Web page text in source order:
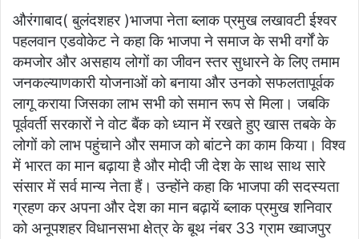
औरंगाबाद( बुलंदशहर )भाजपा नेता ब्लाक प्रमुख लखावटी ईश्वर
पहलवान एडवोकेट ने कहा कि भाजपा ने समाज के सभी वर्गों के
कमजोर और असहाय लोगों का जीवन स्तर सुधारने के लिए तमाम
जनकल्याणकारी योजनाओं को बनाया और उनको सफलतापूर्वक
लागू कराया जिसका लाभ सभी को समान रूप से मिला। जबकि
पूर्ववर्ती सरकारों ने वोट बैंक को ध्यान में रखते हुए खास तबके के
लोगों को लाभ पहुंचाने और समाज को बांटने का काम किया। विश्व
में भारत का मान बढ़ाया है और मोदी जी देश के साथ साथ सारे
संसार में सर्व मान्य नेता हैं। उन्होंने कहा कि भाजपा की सदस्यता
ग्रहण कर अपना और देश का मान बढ़ायें ब्लाक प्रमुख शनिवार
को अनूपशहर विधानसभा क्षेत्र के बूथ नंबर 33 ग्राम ख्वाजपुर